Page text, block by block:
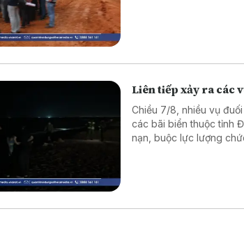
Liên tiếp xảy ra các
Chiều 7/8, nhiều vụ
các bãi biển thuộc tỉnh
nạn, buộc lực lượng